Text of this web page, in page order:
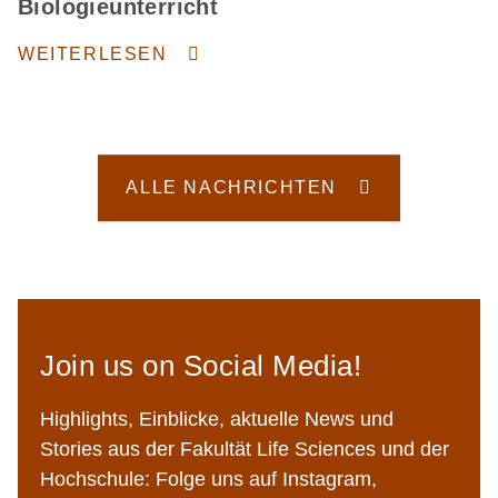
Biologieunterricht
WEITERLESEN
ALLE NACHRICHTEN
Join us on Social Media!
Highlights, Einblicke, aktuelle News und
Stories aus der Fakultät Life Sciences und der
Hochschule: Folge uns auf Instagram,